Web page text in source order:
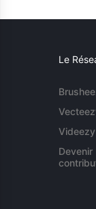
Le
Videezy
Devenir